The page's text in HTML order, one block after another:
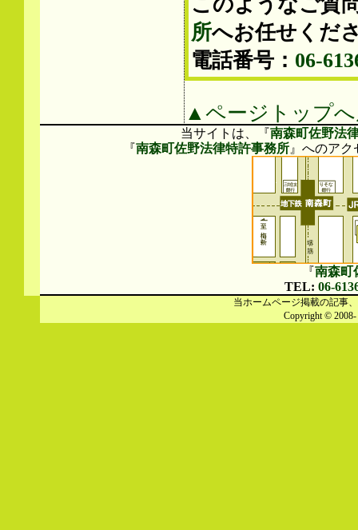
所へお任せくだ
電話番号： 06-
▲ページトップ
当サイトは、『南森町佐野法
『南森町佐野法律特許事務所 』へのア
『南森町
TEL: 06-
当ホームページ掲載の記事
Copyright © 2008-